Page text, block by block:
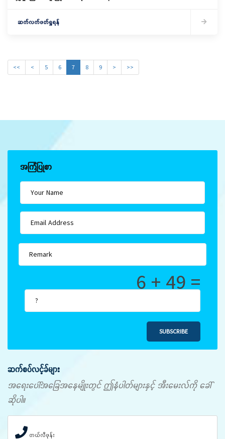
ဆက်လက်ဖတ်ရှုရန်
<< < 5 6 7 8 9 > >>
အကြံပြုစာ
6 + 49 =
SUBSCRIBE
ဆက်စပ်လင့်ခ်များ
အရေးပေါ်အခြေအနေမျိုးတွင် ဤနံပါတ်များနှင့် အီးမေးလ်ကို ခေါ်
ဆိုပါ။
တယ်လီဖုန်း